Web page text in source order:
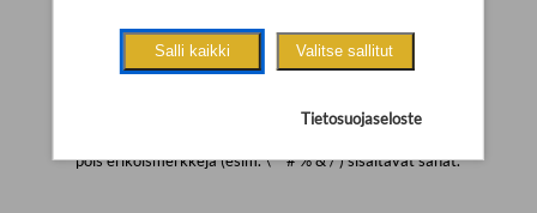
Tarkennettu haku
pois erikoismerkkejä (esim. \' " # % & / ) sisältävät sanat.
Salli kaikki Valitse sallitut
Tietosuojaseloste